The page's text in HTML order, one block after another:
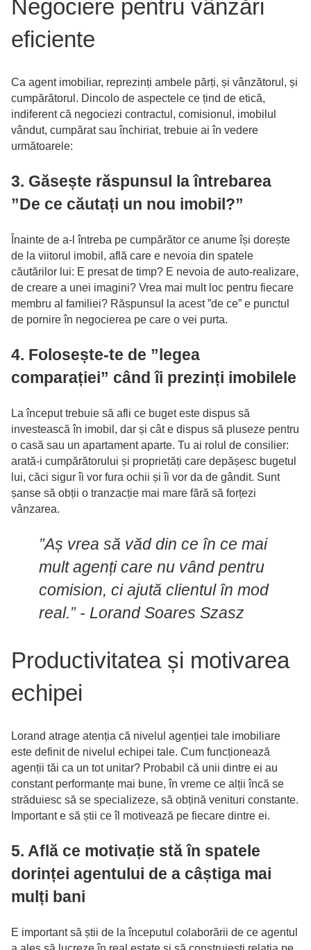
Negociere pentru vânzări
eficiente
Ca agent imobiliar, reprezinți ambele părți, și vânzătorul, și
cumpărătorul. Dincolo de aspectele ce țind de etică,
indiferent că negociezi contractul, comisionul, imobilul
vândut, cumpărat sau închiriat, trebuie ai în vedere
următoarele:
3. Găsește răspunsul la întrebarea
”De ce căutați un nou imobil?”
Înainte de a-l întreba pe cumpărător ce anume își dorește
de la viitorul imobil, află care e nevoia din spatele
căutărilor lui: E presat de timp? E nevoia de auto-realizare,
de creare a unei imagini? Vrea mai mult loc pentru fiecare
membru al familiei? Răspunsul la acest ”de ce” e punctul
de pornire în negocierea pe care o vei purta.
4. Folosește-te de ”legea
comparației” când îi prezinți imobilele
La început trebuie să afli ce buget este dispus să
investească în imobil, dar și cât e dispus să pluseze pentru
o casă sau un apartament aparte. Tu ai rolul de consilier:
arată-i cumpărătorului și proprietăți care depășesc bugetul
lui, căci sigur îi vor fura ochii și îi vor da de gândit. Sunt
șanse să obții o tranzacție mai mare fără să forțezi
vânzarea.
”Aș vrea să văd din ce în ce mai
mult agenți care nu vând pentru
comision, ci ajută clientul în mod
real.” - Lorand Soares Szasz
Productivitatea și motivarea
echipei
Lorand atrage atenția că nivelul agenției tale imobiliare
este definit de nivelul echipei tale. Cum funcționează
agenții tăi ca un tot unitar? Probabil că unii dintre ei au
constant performanțe mai bune, în vreme ce alții încă se
străduiesc să se specializeze, să obțină venituri constante.
Important e să știi ce îl motivează pe fiecare dintre ei.
5. Află ce motivație stă în spatele
dorinței agentului de a câștiga mai
mulți bani
E important să știi de la începutul colaborării de ce agentul